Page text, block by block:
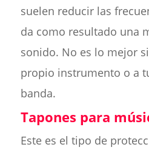
suelen reducir las
da como resultado una
sonido. No es lo mejor
propio instrumento o a
banda.
Tapones para
Este es el tipo de